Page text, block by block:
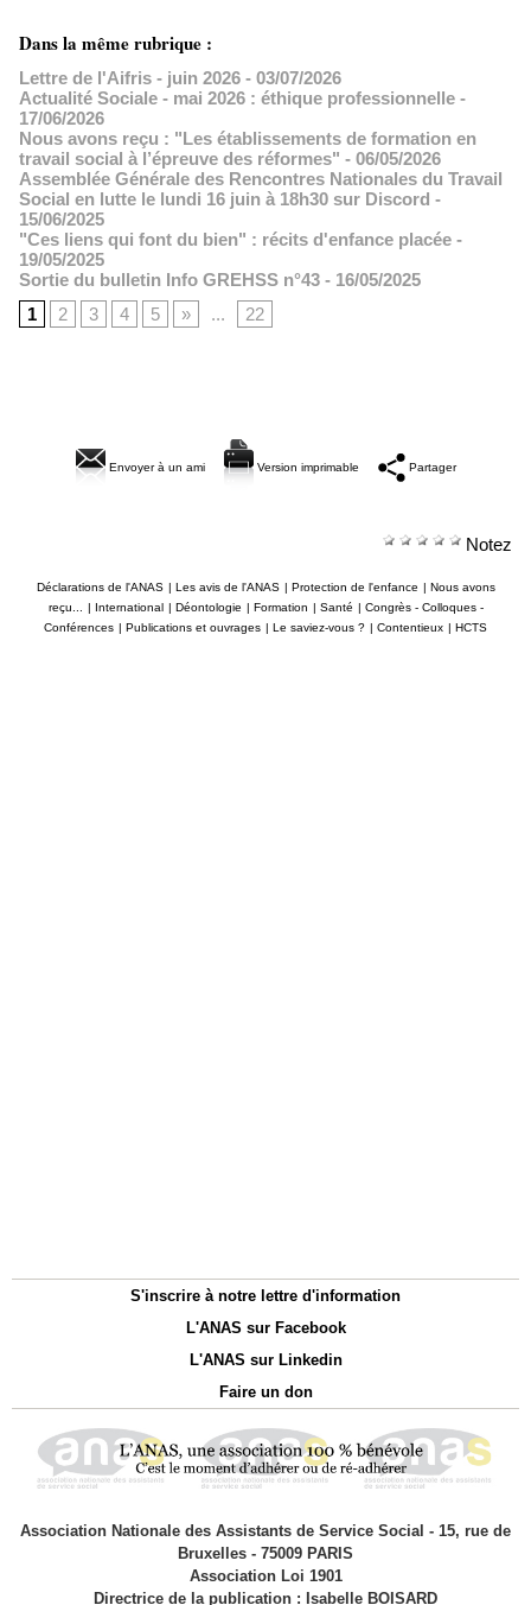
Dans la même rubrique :
Lettre de l'Aifris - juin 2026 - 03/07/2026
Actualité Sociale - mai 2026 : éthique professionnelle -
17/06/2026
Nous avons reçu : "Les établissements de formation en
travail social à l’épreuve des réformes" - 06/05/2026
Assemblée Générale des Rencontres Nationales du Travail
Social en lutte le lundi 16 juin à 18h30 sur Discord -
15/06/2025
"Ces liens qui font du bien" : récits d'enfance placée -
19/05/2025
Sortie du bulletin Info GREHSS n°43 - 16/05/2025
1
2 3 4 5 » ... 22
Envoyer à un ami Version imprimable Partager
Notez
Déclarations de l'ANAS | Les avis de l'ANAS | Protection de l'enfance | Nous avons
reçu...
| International | Déontologie | Formation | Santé | Congrès - Colloques -
Conférences | Publications et ouvrages | Le saviez-vous ? | Contentieux | HCTS
S'inscrire à notre lettre d'information
L'ANAS sur Facebook
L'ANAS sur Linkedin
Faire un don
Association Nationale des Assistants de Service Social - 15, rue de
Bruxelles - 75009 PARIS
Association Loi 1901
Directrice de la publication : Isabelle BOISARD